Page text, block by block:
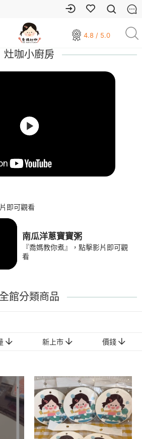
4.8 / 5.0
灶咖小廚房
即可觀看
南瓜洋蔥寶寶粥
『喬媽教你煮』，點擊影片即可觀
看
全館分類商品
新上市 價錢